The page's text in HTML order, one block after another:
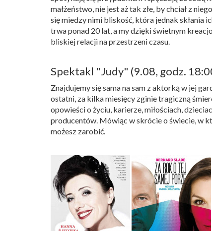
małżeństwo, nie jest aż tak złe, by chciał z
się miedzy nimi bliskość, która jednak skłania
trwa ponad 20 lat, a my dzięki świetnym
bliskiej relacji na przestrzeni czasu.
Spektakl "Judy" (9.08, godz.
Znajdujemy się sama na sam z aktorką w jej
ostatni, za kilka miesięcy zginie tragiczną
opowieści o życiu, karierze, miłościach,
producentów. Mówiąc w skrócie o świecie, w
możesz zarobić.